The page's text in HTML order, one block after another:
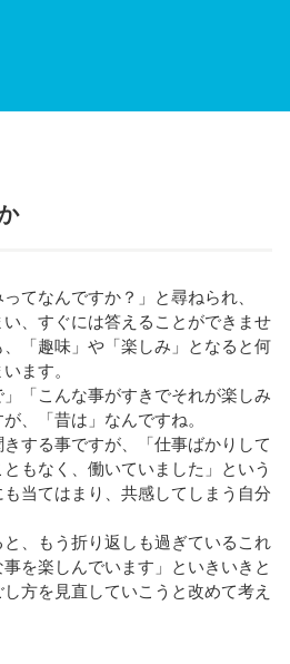
てなんですか？」と尋ねられ、
い、すぐには答えることができませ
「趣味」や「楽しみ」となると何
ます。
「こんな事がすきでそれが楽しみ
、「昔は」なんですね。
する事ですが、「仕事ばかりして
もなく、働いていました」という
当てはまり、共感してしまう自分
、もう折り返しも過ぎているこれ
を楽しんでいます」といきいきと
方を見直していこうと改めて考え